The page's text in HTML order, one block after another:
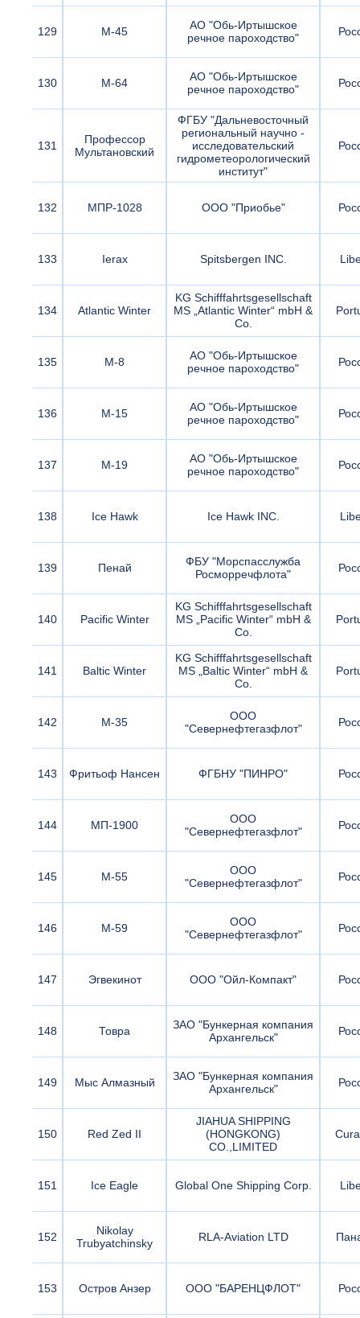
129 М-45
АО "Обь-Иртышское
речное пароходство"
130 М-64
АО "Обь-Иртышское
речное пароходство"
131
Профессор
Мультановский
ФГБУ "Дальневосточный
региональный научно -
исследовательский
гидрометеорологический
институт"
132 МПР-1028 ООО "Приобье"
133 Ierax Spitsbergen INC.
134 Atlantic Winter
KG Schifffahrtsgesellschaft
MS „Atlantic Winter“ mbH &
Co.
135 М-8
АО "Обь-Иртышское
речное пароходство"
136 М-15
АО "Обь-Иртышское
речное пароходство"
137 М-19
АО "Обь-Иртышское
речное пароходство"
138 Ice Hawk Ice Hawk INC.
139 Пенай
ФБУ "Морспасслужба
Росморречфлота"
140 Pacific Winter
KG Schifffahrtsgesellschaft
MS „Pacific Winter“ mbH &
Co.
141 Baltic Winter
KG Schifffahrtsgesellschaft
MS „Baltic Winter“ mbH &
Co.
142 М-35
ООО
"Севернефтегазфлот"
143 Фритьоф Нансен ФГБНУ "ПИНРО"
144 МП-1900
ООО
"Севернефтегазфлот"
145 М-55
ООО
"Севернефтегазфлот"
146 М-59
ООО
"Севернефтегазфлот"
147 Эгвекинот ООО "Ойл-Компакт"
148 Товра
ЗАО "Бункерная компания
Архангельск"
149 Мыс Алмазный
ЗАО "Бункерная компания
Архангельск"
150 Red Zed II
JIAHUA SHIPPING
(HONGKONG)
CO.,LIMITED
151 Ice Eagle Global One Shipping Corp.
152
Nikolay
Trubyatchinsky
RLA-Aviation LTD
153 Остров Анзер ООО "БАРЕНЦФЛОТ"